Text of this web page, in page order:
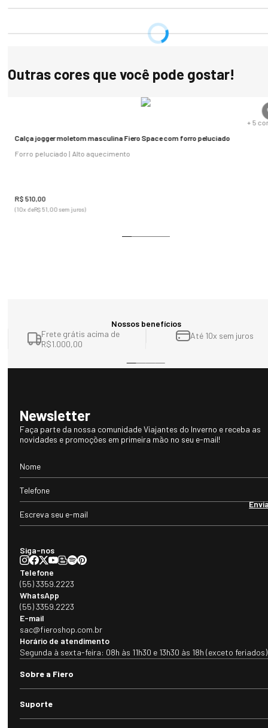
Outras cores que você pode gostar!
+ 5
Calça jogger moletom masculina Fiero Space com forro peluciado
Forro peluciado | Alto aquecimento
R$ 510 00
(10x deR$51 00sem juros)
Nossos benefícios
Frete grátis acima de
R$1.000,00
Até 10x sem juros
Newsletter
Faça parte da nossa comunidade Viajantes do Inverno e receba as
novidades e promoções em primeira mão no seu e-mail!
Siga-nos
Telefone
(55) 3359.2223
WhatsApp
(55) 3359.2223
E-mail
sac@fieroshop.com.br
Horário de atendimento
Segunda à sexta-feira: 08h às 11h30 e 13h30 às 18h (exceto feriados)
Sobre a Fiero
Suporte